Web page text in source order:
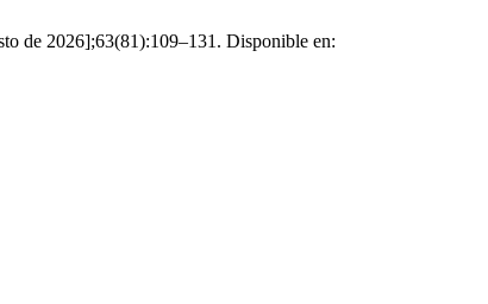
de 2026];63(81):109–131. Disponible en: